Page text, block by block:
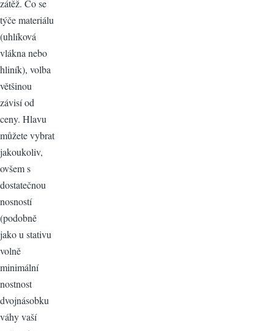
zátěž. Co se
týče materiálu
(uhlíková
vlákna nebo
hliník), volba
většinou
závisí od
ceny. Hlavu
můžete vybrat
jakoukoliv,
ovšem s
dostatečnou
nosností
(podobně
jako u stativu
volně
minimální
nostnost
dvojnásobku
váhy vaší